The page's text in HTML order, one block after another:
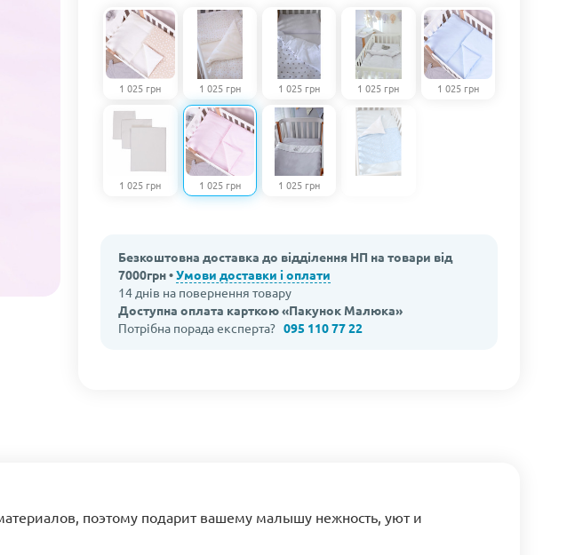
1 025 грн 1 025 грн 1 025 грн 1 025 грн 1 025 грн
1 025 грн 1 025 грн 1 025 грн
Безкоштовна доставка до відділення НП на товари від
7000грн •Умови доставки і оплати
14 днів на повернення товару
Доступна оплата карткою «Пакунок Малюка»
Потрібна порада експерта?095 110 77 22
поэтому подарит вашему малышу нежность, уют и